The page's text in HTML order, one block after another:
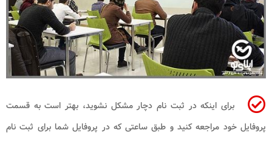
برای اینکه در ثبت نام دچار مشکل نشوید، بهتر است به قسمت
پروفایل خود مراجعه کنید و طبق ساعتی که در پروفایل شما برای ثبت نام